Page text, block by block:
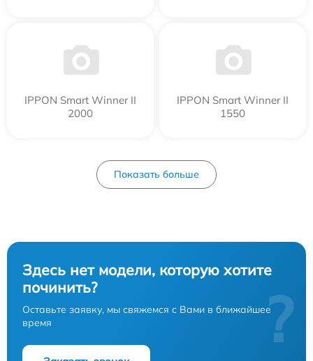
IPPON Smart Winner II
2000
IPPON Smart Winner II
1550
Показать больше
Здесь нет модели, которую хотите
починить?
Оставьте заявку, мы свяжемся с Вами в ближайшее
время
?